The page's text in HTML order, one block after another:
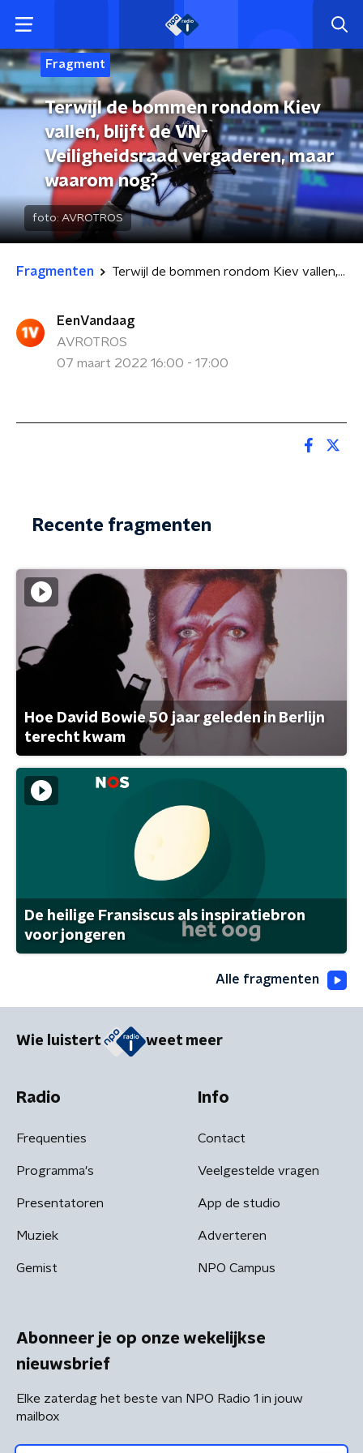
Fragment
Terwijl de bommen rondom Kiev
vallen, blijft de VN-
Veiligheidsraad vergaderen, maar
waarom nog?
foto: AVROTROS
Fragmenten Terwijl de bommen rondom Kiev vallen, blijft de VN-Veiligheidsraad vergaderen, maar waarom nog?
EenVandaag
AVROTROS
07 maart 2022 16:00 - 17:00
Recente fragmenten
Hoe David Bowie 50 jaar geleden in Berlijn
terecht kwam
De heilige Fransiscus als inspiratiebron
voor jongeren
Alle fragmenten
Wie luistert weet meer
Radio
Frequenties
Programma's
Presentatoren
Muziek
Gemist
Info
Contact
Veelgestelde vragen
App de studio
Adverteren
NPO Campus
Abonneer je op onze wekelijkse
nieuwsbrief
Elke zaterdag het beste van NPO Radio 1 in jouw
mailbox